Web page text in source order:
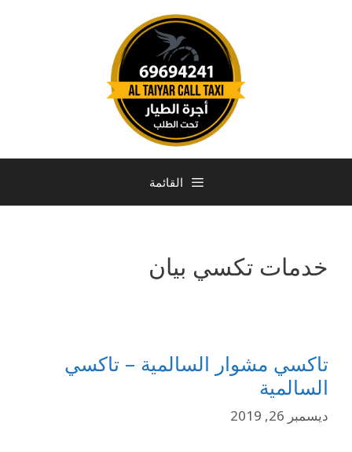
القائمة
خدمات تكسي بيان
تاكسي مشوار السالمية – تاكسي
السالمية
ديسمبر 26, 2019